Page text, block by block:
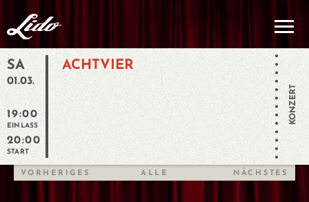
SA
01.03.
19:00
EINLASS
20:00
START
ACHTVIER
KONZERT
VORHERIGES ALLE NÄCHSTES